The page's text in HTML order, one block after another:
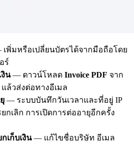
พิ่มหรือเปลี่ยนบัตรได้จากมือถือโดย
ร์
งิน— ดาวน์โหลด Invoice PDF จาก
แล้วส่งต่อทางอีเมล
— ระบบบันทึกวันเวลาและที่อยู่ IP
กเลิก การเปิดการต่ออายุอีกครั้ง
เก็บเงิน— แก้ไขชื่อบริษัท อีเมล